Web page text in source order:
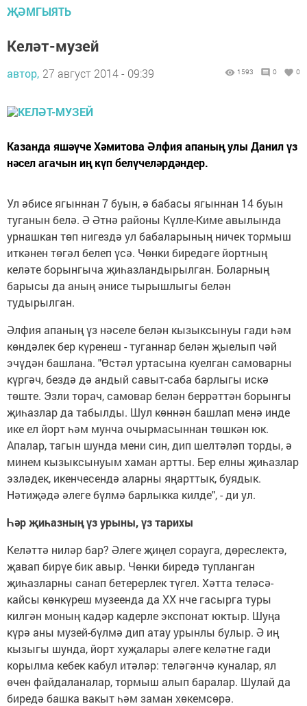
ҖӘМГЫЯТЬ
Келәт-музей
автор, 27 август 2014 - 09:39 1593 0 0
Казанда яшәүче Хәмитова Әлфия апаның улы Данил үз
нәсел агачын иң күп белүчеләрдәндер.
Ул әбисе ягыннан 7 буын, ә бабасы ягыннан 14 буын
туганын белә. Ә Әтнә районы Күлле-Киме авылында
урнашкан төп нигездә ул бабаларының ничек тормыш
иткәнен төгәл белеп үсә. Чөнки биредәге йортның
келәте борынгыча җиһазландырылган. Боларның
барысы да аның әнисе тырышлыгы белән
тудырылган.
Әлфия апаның үз нәселе белән кызыксынуы гади һәм
көндәлек бер күренеш - туганнар белән җыелып чәй
эчүдән башлана. "Өстәл уртасына куелган самоварны
күргәч, бездә дә андый савыт-саба барлыгы искә
төште. Эзли торач, самовар белән беррәттән борынгы
җиһазлар да табылды. Шул көннән башлап менә инде
ике ел йорт һәм мунча очырмасыннан төшкән юк.
Апалар, тагын шунда мени син, дип шелтәләп торды, ә
минем кызыксынуым хаман артты. Бер елны җиһазлар
эзләдек, икенчесендә аларны яңарттык, буядык.
Нәтиҗәдә әлеге бүлмә барлыкка килде", - ди ул.
Һәр җиһазның үз урыны, үз тарихы
Келәттә ниләр бар? Әлеге җиңел сорауга, дөреслектә,
җавап бирүе бик авыр. Чөнки биредә тупланган
җиһазларны санап бетерерлек түгел. Хәтта теләсә-
кайсы көнкүреш музеенда да XX нче гасырга туры
килгән моның кадәр кадерле экспонат юктыр. Шуңа
күрә аны музей-бүлмә дип атау урынлы булыр. Ә иң
кызыгы шунда, йорт хуҗалары әлеге келәтне гади
корылма кебек кабул итәләр: теләгәнчә куналар, ял
өчен файдаланалар, тормыш алып баралар. Шулай да
биредә башка вакыт һәм заман хөкемсөрә.